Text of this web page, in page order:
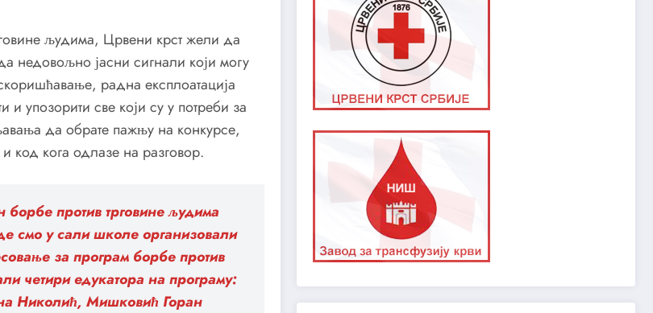
људима, Црвени крст жели да
недовољно јасни сигнали који могу
радна експлоатација
упозорити све који су у потреби за
да обрате пажњу на конкурсе,
код кога одлазе на разговор.
против трговине људима
смо у сали школе организовали
за програм борбе против
четири едукатора на програму:
Николић, Мишковић Горан